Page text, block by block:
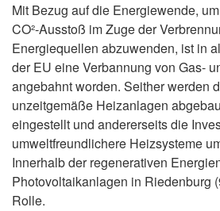
Mit Bezug auf die Energiewende,
CO²-Ausstoß im Zuge der
Energiequellen abzuwenden, ist in
der EU eine Verbannung von Gas-
angebahnt worden. Seither werden
unzeitgemäße Heizanlagen
eingestellt und andererseits die
umweltfreundlichere Heizsysteme
Innerhalb der regenerativen
Photovoltaikanlagen in Riedenburg
Rolle.